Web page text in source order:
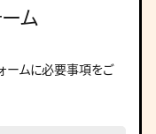
ム
ームに必要事項をご